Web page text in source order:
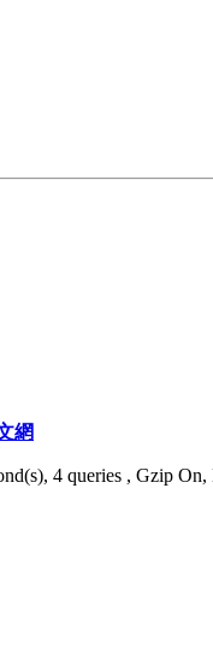
網
4 queries , Gzip